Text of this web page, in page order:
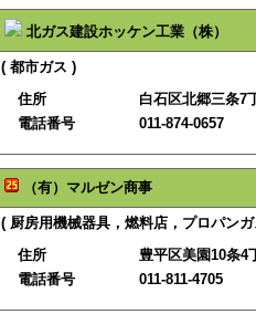
北ガス建設ホッケン工業（株）
( 都市ガス )
住所
白石区北郷三条7
電話番号
011-874-0657
（有）マルゼン商事
( 厨房用機械器具，燃料店，プロパン
住所
豊平区美園10条4
電話番号
011-811-4705